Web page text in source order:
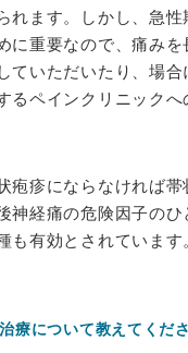
れます。しかし、急
に重要なので、痛み
ていただいたり、場
るペインクリニック
疱疹にならなければ
神経痛の危険因子の
も有効とされています
療について教えてくださ